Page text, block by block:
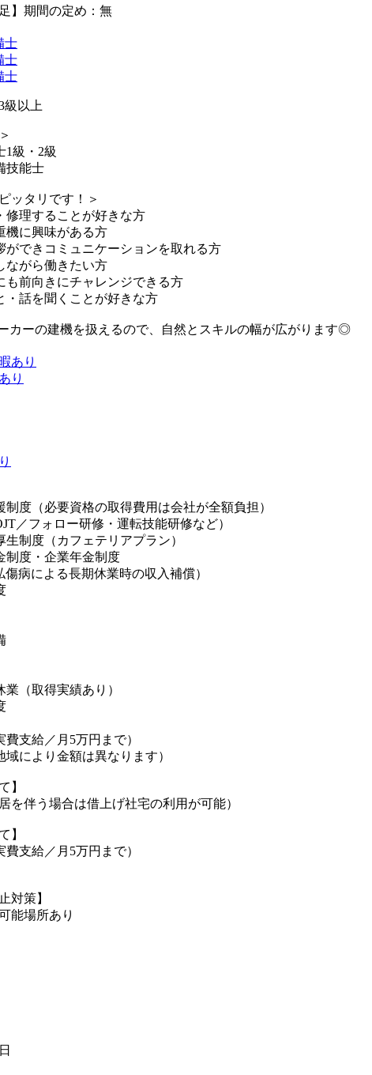
】期間の定め：無
士
士
士
級以上
1級・2級
技能士
ッタリです！＞
修理することが好きな方
機に興味がある方
ができコミュニケーションを取れる方
ながら働きたい方
も前向きにチャレンジできる方
・話を聞くことが好きな方
カーの建機を扱えるので、自然とスキルの幅が広がります◎
あり
り
制度（必要資格の取得費用は会社が全額負担）
／フォロー研修・運転技能研修など）
生制度（カフェテリアプラン）
制度・企業年金制度
病による長期休業時の収入補償）
（取得実績あり）
支給／月5万円まで）
域により金額は異なります）
】
を伴う場合は借上げ社宅の利用が可能）
】
支給／月5万円まで）
対策】
能場所あり